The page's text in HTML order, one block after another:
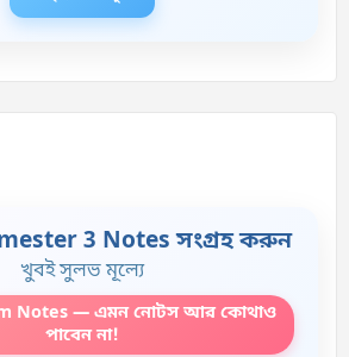
3 Notes সংগ্রহ করুন
খুবই সুলভ মূল্যে
Notes — এমন নোটস আর কোথাও
পাবেন না!